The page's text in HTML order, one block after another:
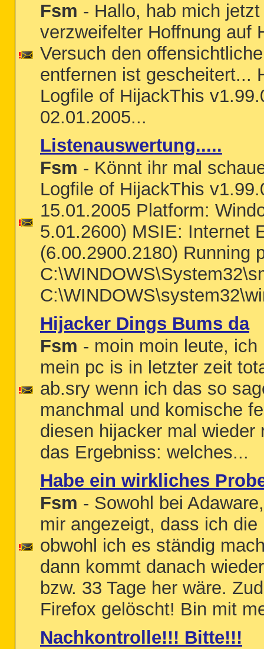
Fsm - Hallo, hab mich
verzweifelter Hoffnung auf
Versuch den
entfernen ist gescheitert...
Logfile of HijackThis
02.01.2005...
Listenauswertung.....
Fsm - Könnt ihr mal
Logfile of HijackThis
15.01.2005 Platform:
5.01.2600) MSIE: Internet
(6.00.2900.2180) Running
Hijacker Dings Bums da
Fsm - moin moin leute,
mein pc is in letzter zeit
ab.sry wenn ich das so
manchmal und komische
diesen hijacker mal
das Ergebniss: welches...
Habe ein wirkliches
Fsm - Sowohl bei
mir angezeigt, dass ich
obwohl ich es ständig
dann kommt danach
bzw. 33 Tage her wäre.
Firefox gelöscht! Bin mit
Nachkontrolle!!! Bitte!!!